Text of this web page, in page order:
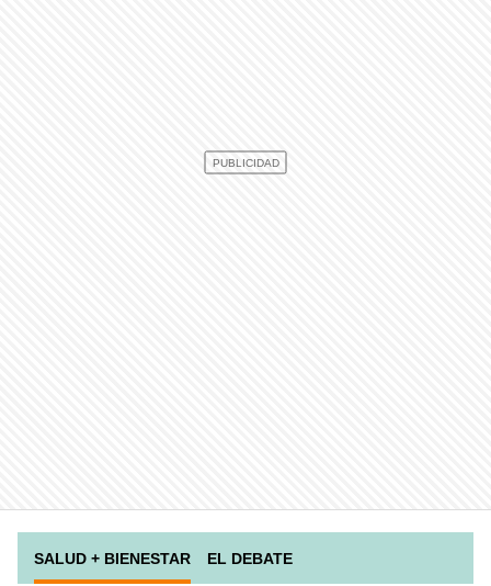
SALUD + BIENESTAR EL DEBATE